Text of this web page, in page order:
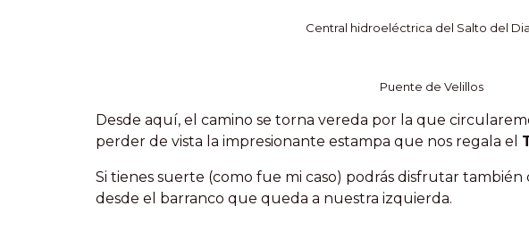
Central hidroeléctrica del Salto del
Puente de Velillos
Desde aquí, el camino se torna vereda por la que
perder de vista la impresionante estampa que nos regala el
Si tienes suerte (como fue mi caso) podrás disfrutar
desde el barranco que queda a nuestra izquierda.